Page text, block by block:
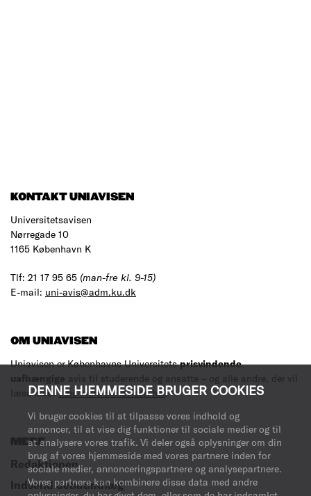
DENNE HJEMMESIDE BRUGER COOKIES
Vi bruger cookies til at tilpasse vores indhold og
annoncer, til at vise dig funktioner til sociale medier og til
at analysere vores trafik. Vi deler også oplysninger om din
brug af vores hjemmeside med vores partnere inden for
sociale medier, annonceringspartnere og analysepartnere.
Vores partnere kan kombinere disse data med andre
KONTAKT UNIAVISEN
Universitetsavisen
Nørregade 10
1165 København K
Tlf: 21 17 95 65 (man-fre kl. 9-15)
E-mail: uni-avis@adm.ku.dk
OM UNIAVISEN
Uniavisen er Københavns Universitetsprisvindende,
uafhængige avis til studerende og ansatte – og alle andre, der vil
læse med.Læs mere om avisen her.
MERE
Redaktionen
Indsend debatindlæg